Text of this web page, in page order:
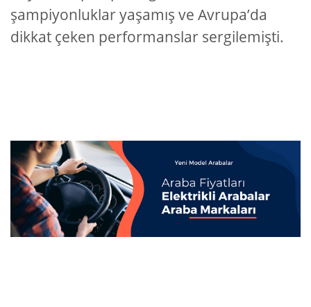
şampiyonluklar yaşamış ve Avrupa’da
dikkat çeken performanslar sergilemişti.